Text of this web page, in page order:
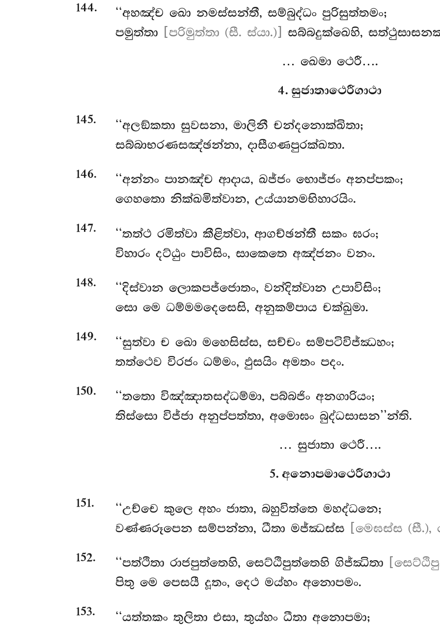
144.
‘‘අහඤ්ච ඛො නමස්සන්තී, සම්බුද්ධං පුරිසුත්තමං;
පමුත්තා
[පරිමුත්තා (සී. ස්යා.)] සබ්බදුක්ඛෙහි,
… ඛෙමා ථෙරී….
4. සුජාතාථෙරීගාථා
145. ‘‘අලඞ්කතා සුවසනා, මාලිනී චන්දනොක්ඛිතා;
සබ්බාභරණසඤ්ඡන්නා, දාසීගණපුරක්ඛතා.
146. ‘‘අන්නං පානඤ්ච ආදාය, ඛජ්ජං භොජ්ජං අනප්පකං;
ගෙහතො නික්ඛමිත්වාන, උය්යානමභිහාරයිං.
147. ‘‘තත්ථ රමිත්වා කීළිත්වා, ආගච්ඡන්තී සකං ඝරං;
විහාරං දට්ඨුං පාවිසිං, සාකෙතෙ අඤ්ජනං වනං.
148. ‘‘දිස්වාන ලොකපජ්ජොතං, වන්දිත්වාන උපාවිසිං;
සො මෙ ධම්මමදෙසෙසි, අනුකම්පාය චක්ඛුමා.
149.
‘‘සුත්වා ච ඛො මහෙසිස්ස, සච්චං සම්පටිවිජ්ඣහං;
තත්ථෙව විරජං ධම්මං, ඵුසයිං අමතං පදං.
150.
‘‘තතො විඤ්ඤාතසද්ධම්මා, පබ්බජිං අනගාරියං;
තිස්සො විජ්ජා අනුප්පත්තා, අමොඝං බුද්ධසාසන’’න්ති.
… සුජාතා ථෙරී….
5. අනොපමාථෙරීගාථා
151.
‘‘උච්චෙ කුලෙ අහං ජාතා, බහුවිත්තෙ මහද්ධනෙ;
වණ්ණරූපෙන සම්පන්නා, ධීතා මජ්ඣස්ස
[මෙඝස්ස (සී.),
152. ‘‘පත්ථිතා රාජපුත්තෙහි, සෙට්ඨිපුත්තෙහි ගිජ්ඣිතා
පිතු මෙ පෙසයී දූතං, දෙථ මය්හං අනොපමං.
153. ‘‘යත්තකං තුලිතා එසා, තුය්හං ධීතා අනොපමා;